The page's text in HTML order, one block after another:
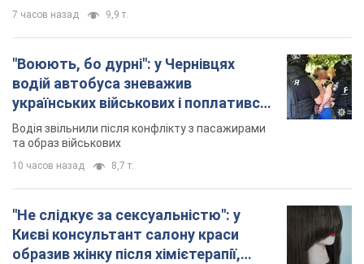
7 часов назад 9,9 т.
"Воюють, бо дурні": у Чернівцях
водій автобуса зневажив
українських військових і поплатився.
Відео
Водія звільнили після конфлікту з пасажирами
та образ військових
10 часов назад 8,7 т.
"Не слідкує за сексуальністю": у
Києві консультант салону краси
образив жінку після хімієтерапії,